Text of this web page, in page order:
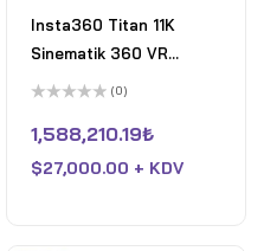
Insta360 Titan 11K
Sinematik 360 VR
Kamera
üzerinden
0
aldı
(0)
1,588,210.19₺
$27,000.00 + KDV